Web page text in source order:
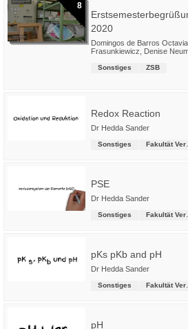
8
2020
Domingos de Barros
Frasunkiewicz
Denise
Sonstiges ZSB
Redox Reaction
Dr Hedda Sander
Sonstiges
PSE
Dr Hedda Sander
Sonstiges
pKs pKb and pH
Dr Hedda Sander
Sonstiges
pH